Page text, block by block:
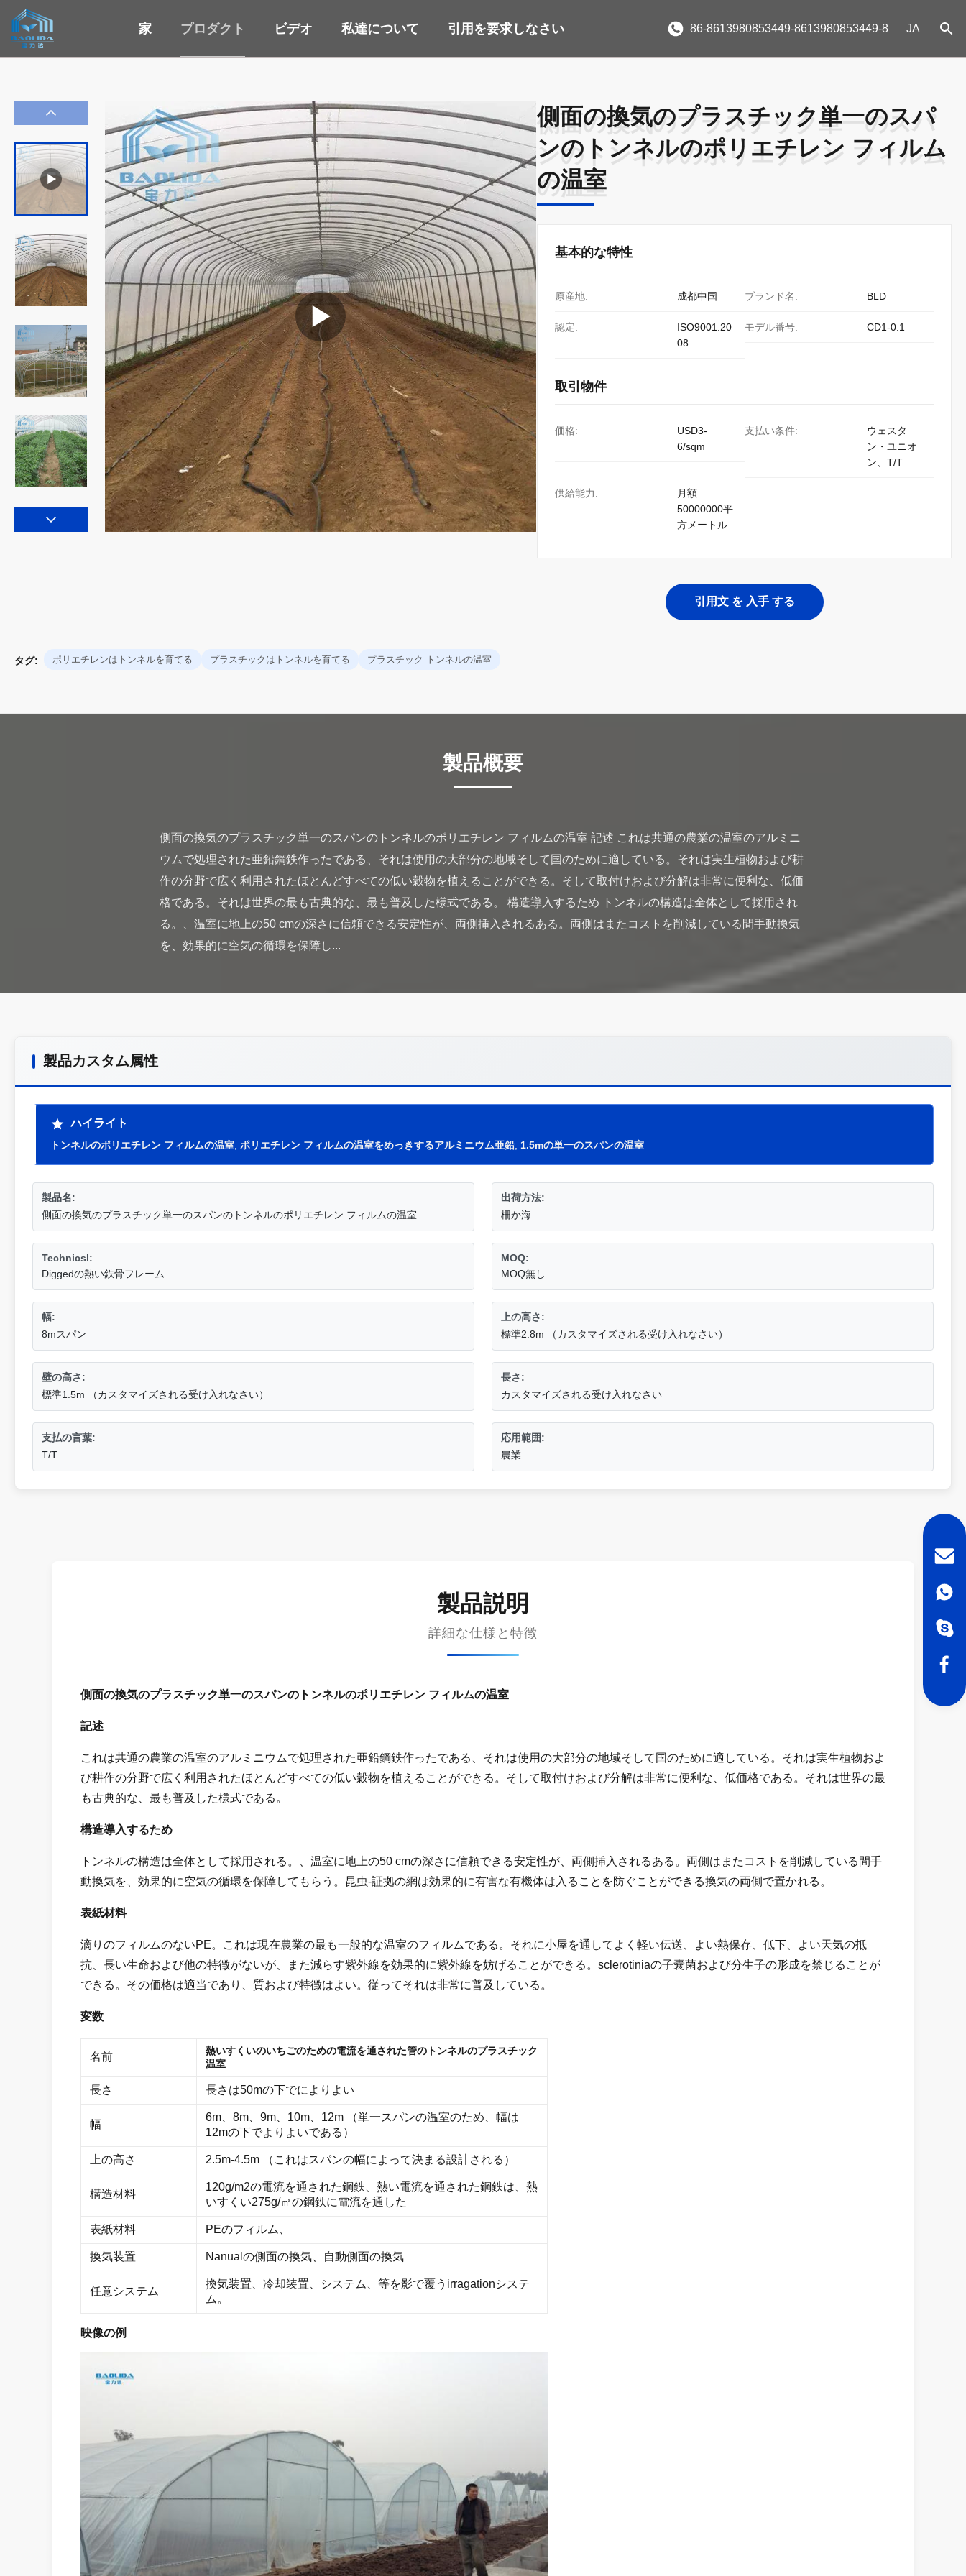
家 プロダクト ビデオ 私達について 引用を要求しなさい 86-8613980853449-8613980853449-8 JA
側面の換気のプラスチック単一のスパ
ンのトンネルのポリエチレン フィルム
の温室
側面の換気のプラスチック単一のスパ
ンのトンネルのポリエチレン フィルム
の温室
基本的な特性
原産地: 成都中国 ブランド名: BLD
認定:
ISO9001:20
08
モデル番号: CD1-0.1
取引物件
価格:
USD3-
6/sqm
支払い条件:
ウェスタ
ン・ユニオ
ン、T/T
供給能力:
月額
50000000平
方メートル
引用文 を 入手 する
タグ: ポリエチレンはトンネルを育てる プラスチックはトンネルを育てる プラスチック トンネルの温室
製品概要
側面の換気のプラスチック単一のスパンのトンネルのポリエチレン フィルムの温室 記述 これは共通の農業の温室のアルミニ
ウムで処理された亜鉛鋼鉄作ったである、それは使用の大部分の地域そして国のために適している。それは実生植物および耕
作の分野で広く利用されたほとんどすべての低い穀物を植えることができる。そして取付けおよび分解は非常に便利な、低価
格である。それは世界の最も古典的な、最も普及した様式である。 構造導入するため トンネルの構造は全体として採用され
る。、温室に地上の50 cmの深さに信頼できる安定性が、両側挿入されるある。両側はまたコストを削減している間手動換気
製品カスタム属性
ハイライト
トンネルのポリエチレン フィルムの温室 ポリエチレン フィルムの温室をめっきするアルミニウム亜鉛, 1.5mの単一のスパンの温室
製品名:
側面の換気のプラスチック単一のスパンのトンネルのポリエチレン フィルムの温室
出荷方法:
柵か海
Technicsl:
Diggedの熱い鉄骨フレーム
MOQ:
MOQ無し
幅:
8mスパン
上の高さ:
標準2.8m （カスタマイズされる受け入れなさい）
壁の高さ:
標準1.5m （カスタマイズされる受け入れなさい）
長さ:
カスタマイズされる受け入れなさい
支払の言葉:
T/T
応用範囲:
農業
製品説明
詳細な仕様と特徴
側面の換気のプラスチック単一のスパンのトンネルのポリエチレン フィルムの温室
記述
これは共通の農業の温室のアルミニウムで処理された亜鉛鋼鉄作ったである、それは使用の大部分の地域そして国のために適している。それは実生植物およ
び耕作の分野で広く利用されたほとんどすべての低い穀物を植えることができる。そして取付けおよび分解は非常に便利な、低価格である。それは世界の最
も古典的な、最も普及した様式である。
構造導入するため
トンネルの構造は全体として採用される。、温室に地上の50 cmの深さに信頼できる安定性が、両側挿入されるある。両側はまたコストを削減している間手
動換気を、効果的に空気の循環を保障してもらう。昆虫-証拠の網は効果的に有害な有機体は入ることを防ぐことができる換気の両側で置かれる。
表紙材料
滴りのフィルムのないPE。これは現在農業の最も一般的な温室のフィルムである。それに小屋を通してよく軽い伝送、よい熱保存、低下、よい天気の抵
抗、長い生命および他の特徴がないが、また減らす紫外線を効果的に紫外線を妨げることができる。sclerotiniaの子嚢菌および分生子の形成を禁じることが
できる。その価格は適当であり、質および特徴はよい。従ってそれは非常に普及している。
変数
名前
熱いすくいのいちごのための電流を通された管のトンネルのプラスチック
温室
長さ 長さは50mの下でによりよい
幅
6m、8m、9m、10m、12m （単一スパンの温室のため、幅は
12mの下でよりよいである）
上の高さ 2.5m-4.5m （これはスパンの幅によって決まる設計される）
構造材料
120g/m2の電流を通された鋼鉄、熱い電流を通された鋼鉄は、熱
いすくい275g/㎡の鋼鉄に電流を通した
表紙材料 PEのフィルム、
換気装置 Nanualの側面の換気、自動側面の換気
任意システム
換気装置、冷却装置、システム、等を影で覆うirragationシステ
ム。
映像の例